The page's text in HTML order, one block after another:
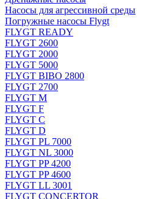
Насосы для агрессивной среды
Погружные насосы Flygt
FLYGT READY
FLYGT 2600
FLYGT 2000
FLYGT 5000
FLYGT BIBO 2800
FLYGT 2700
FLYGT M
FLYGT F
FLYGT C
FLYGT D
FLYGT PL 7000
FLYGT NL 3000
FLYGT PP 4200
FLYGT PP 4600
FLYGT LL 3001
FLYGT CONCERTOR